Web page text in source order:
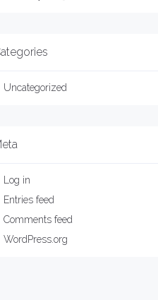
Uncategorized
Log in
Entries feed
Comments feed
WordPress.org